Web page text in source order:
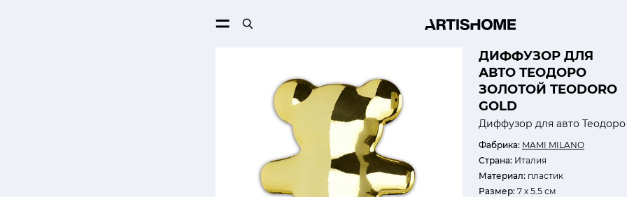
ДИФФУЗОР ДЛЯ
АВТО ТЕОДОРО
ЗОЛОТОЙ TEODORO
GOLD
Диффузор для авто Теодоро
Фабрика: MAMI MILANO
Страна: Италия
Материал: пластик
Размер: 7 х 5.5 см